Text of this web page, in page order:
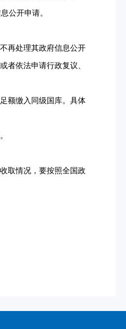
公开申请。
再处理其政府信息公开
者依法申请行政复议、
额缴入同级国库。具体
取情况，要按照全国政